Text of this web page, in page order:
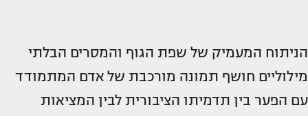
הניתוח המעמיק של שפת הגוף והמסרים הבלתי
מילוליים חושף תמונה מורכבת של אדם המתמודד
עם הפער בין תדמיתו הציבורית לבין המציאות